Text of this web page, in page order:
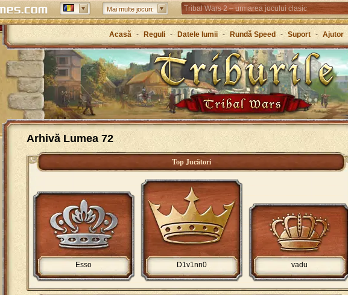
Mai multe jocuri: Tribal Wars 2 – urmarea jocului clasic
Forge of Empires – Strategie de-a lungul istoriei
Grepolis – Clădește-ți un imperiu în Grecia antică
Acasă - Reguli - Datele lumii - Rundă Speed - Suport - Ajutor
Arhivă Lumea 72
Top Jucători
D1v1nn0
Esso vadu